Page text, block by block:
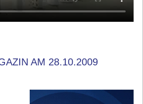
AM 28.10.2009